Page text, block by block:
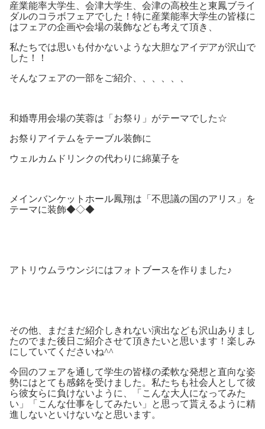
産業能率大学生、会津大学生、会津の高校生と東鳳ブライ
ダルのコラボフェアでした！特に産業能率大学生の皆様に
はフェアの企画や会場の装飾なども考えて頂き、
私たちでは思いも付かないような大胆なアイデアが沢山で
した！！
そんなフェアの一部をご紹介、、、、、、
和婚専用会場の芙蓉は「お祭り」がテーマでした☆
お祭りアイテムをテーブル装飾に
ウェルカムドリンクの代わりに綿菓子を
メインバンケットホール鳳翔は「不思議の国のアリス」を
テーマに装飾◆◇◆
アトリウムラウンジにはフォトブースを作りました♪
その他、まだまだ紹介しきれない演出なども沢山ありまし
たのでまた後日ご紹介させて頂きたいと思います！楽しみ
にしていてくださいね^^
今回のフェアを通して学生の皆様の柔軟な発想と直向な姿
勢にはとても感銘を受けました。私たちも社会人として彼
ら彼女らに負けないように、「こんな大人になってみた
い」「こんな仕事をしてみたい」と思って貰えるように精
進しないといけないなと思います。